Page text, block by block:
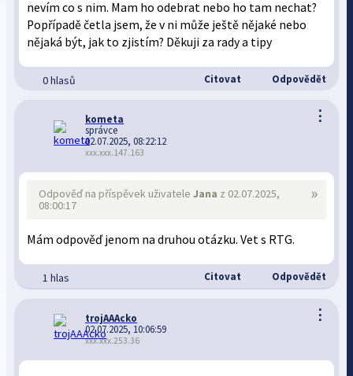
nevím co s nim. Mam ho odebrat nebo ho tam nechat?
Popřípadě četla jsem, že v ni může ještě nějaké nebo
nějaká být, jak to zjistím? Děkuji za rady a tipy
0 hlasů Citovat Odpovědět
⋮
kometa
správce
02.07.2025, 08:22:12
xxx.xxx.147.163
»
Odpověď na příspěvek uživateleJana z 02.07.2025,
08:00:17
Mám odpověď jenom na druhou otázku. Vet s RTG.
1 hlas Citovat Odpovědět
⋮
trojAAAcko
02.07.2025, 10:06:59
xxx.xxx.253.36